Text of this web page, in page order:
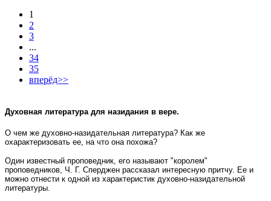
1
2
3
...
34
35
вперёд>>
Духовная литература для назидания в вере.
О чем же духовно-назидательная литература? Как же
охарактеризовать ее, на что она похожа?
Один известный проповедник, его называют "королем"
проповедников, Ч. Г. Сперджен рассказал интересную притчу. Ее и
можно отнести к одной из характеристик духовно-назидательной
литературы.